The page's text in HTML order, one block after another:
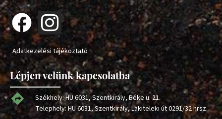
Adatkezelési tájékoztató
Lépjen velünk kapcsolatba
Székhely: HU 6031, Szentkirály, Béke u. 21.
Telephely: HU 6031, Szentkirály, Lakiteleki út 0291/32 hrsz.